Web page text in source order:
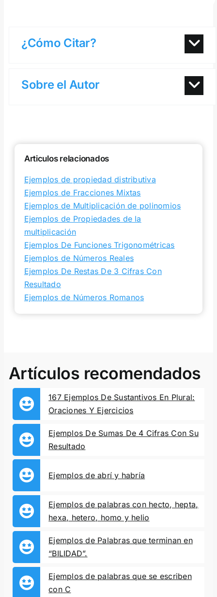
¿Cómo Citar?
Sobre el Autor
Articulos relacionados
Ejemplos de propiedad distributiva
Ejemplos de Fracciones Mixtas
Ejemplos de Multiplicación de polinomios
Ejemplos de Propiedades de la
multiplicación
Ejemplos De Funciones Trigonométricas
Ejemplos de Números Reales
Ejemplos De Restas De 3 Cifras Con
Resultado
Ejemplos de Números Romanos
Artículos recomendados
167 Ejemplos De Sustantivos En Plural:
Oraciones Y Ejercicios
Ejemplos De Sumas De 4 Cifras Con Su
Resultado
Ejemplos de abrí y habría
Ejemplos de palabras con hecto, hepta,
hexa, hetero, homo y helio
Ejemplos de Palabras que terminan en
“BILIDAD”.
Ejemplos de palabras que se escriben
con C